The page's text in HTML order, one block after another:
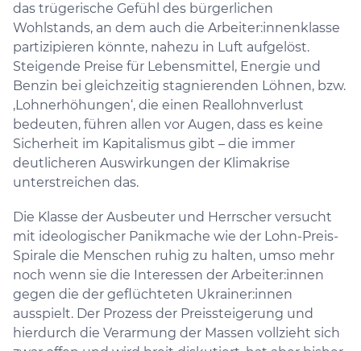
das trügerische Gefühl des bürgerlichen
Wohlstands, an dem auch die Arbeiter:innenklasse
partizipieren könnte, nahezu in Luft aufgelöst.
Steigende Preise für Lebensmittel, Energie und
Benzin bei gleichzeitig stagnierenden Löhnen, bzw.
‚Lohnerhöhungen‘, die einen Reallohnverlust
bedeuten, führen allen vor Augen, dass es keine
Sicherheit im Kapitalismus gibt – die immer
deutlicheren Auswirkungen der Klimakrise
unterstreichen das.
Die Klasse der Ausbeuter und Herrscher versucht
mit ideologischer Panikmache wie der Lohn-Preis-
Spirale die Menschen ruhig zu halten, umso mehr
noch wenn sie die Interessen der Arbeiter:innen
gegen die der geflüchteten Ukrainer:innen
ausspielt. Der Prozess der Preissteigerung und
hierdurch die Verarmung der Massen vollzieht sich